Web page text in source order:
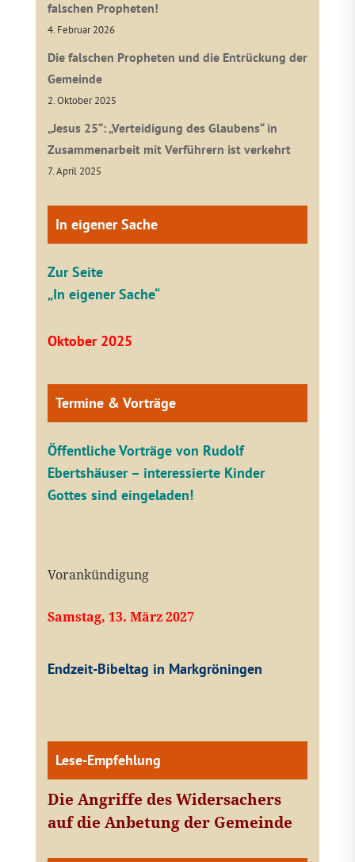
falschen Propheten!
4. Februar 2026
Die falschen Propheten und die Entrückung der
Gemeinde
2. Oktober 2025
„Jesus 25“: „Verteidigung des Glaubens“ in
Zusammenarbeit mit Verführern ist verkehrt
7. April 2025
In eigener Sache
Zur Seite
„In eigener Sache“
Oktober 2025
Termine & Vorträge
Öffentliche Vorträge von Rudolf
Ebertshäuser – interessierte Kinder
Gottes sind eingeladen!
Vorankündigung
Samstag, 13. März 2027
Endzeit-Bibeltag in Markgröningen
Lese-Empfehlung
Die Angriffe des Widersachers
auf die Anbetung der Gemeinde